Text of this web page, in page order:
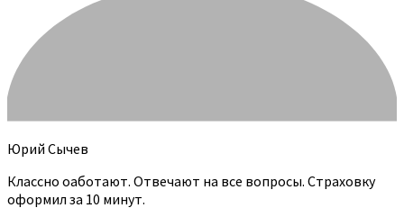
Юрий Сычев
Классно оаботают. Отвечают на все вопросы. Страховку
оформил за 10 минут.